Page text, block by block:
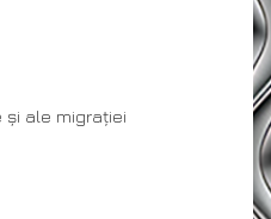
și ale migrației